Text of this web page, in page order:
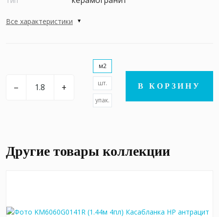
Все характеристики
– +
м2
шт.
упак.
В КОРЗИНУ
Другие товары коллекции